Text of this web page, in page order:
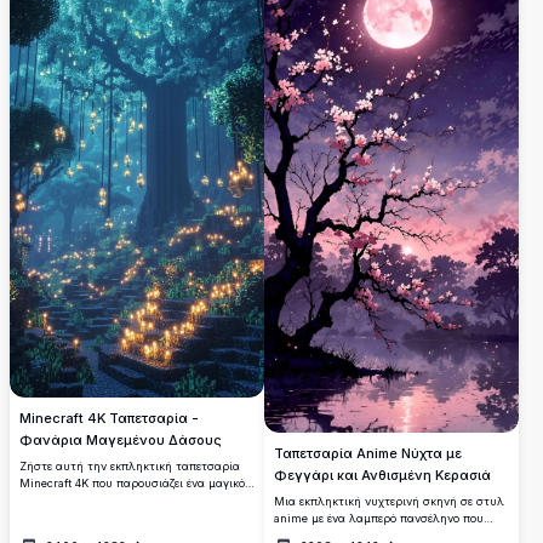
προσθέσετε μια πινελιά μυστηρίου στην
οθόνη σας. Αυτή η εικόνα υψηλής
ανάλυσης 4K εξασφαλίζει εκπληκτική
ευκρίνεια και λεπτομέρεια, καθιστώντας
την ιδανική επιλογή για επιτραπέζιους
υπολογιστές, φορητούς υπολογιστές ή
κινητές συσκευές που αναζητούν μια
συναρπαστική αισθητική εμπνευσμένη
από τη φύση.
επιφάνεια εργασίας ή την κινητή σας
συσκευή, αυτό το εκπληκτικό έργο τέχνης
αποτυπώνει την ουσία της φαντασίας και
της γαλήνης.
Minecraft 4K Ταπετσαρία -
Φανάρια Μαγεμένου Δάσους
Ζήστε αυτή την εκπληκτική ταπετσαρία
Minecraft 4K που παρουσιάζει ένα μαγικό
Ταπετσαρία Anime Νύχτα με
Φεγγάρι και Ανθισμένη Κερασιά
Μια εκπληκτική νυχτερινή σκηνή σε στυλ
anime με ένα λαμπερό πανσέληνο που